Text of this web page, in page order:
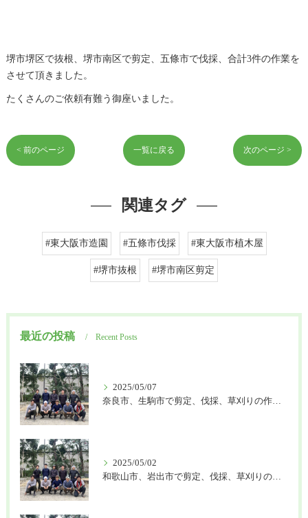
堺市堺区で抜根、堺市南区で剪定、五條市で伐採、合計3件の作業を
させて頂きました。
たくさんのご依頼有難う御座いました。
< 前のページ 一覧に戻る 次のページ >
関連タグ
#東大阪市造園 #五條市伐採 #東大阪市植木屋
#堺市抜根 #堺市南区剪定
最近の投稿 Recent Posts
2025/05/07
奈良市、生駒市で剪定、伐採、草刈りの作業を頼むなら はなまる造園
2025/05/02
和歌山市、岩出市で剪定、伐採、草刈りの作業を頼むなら はなまる造園